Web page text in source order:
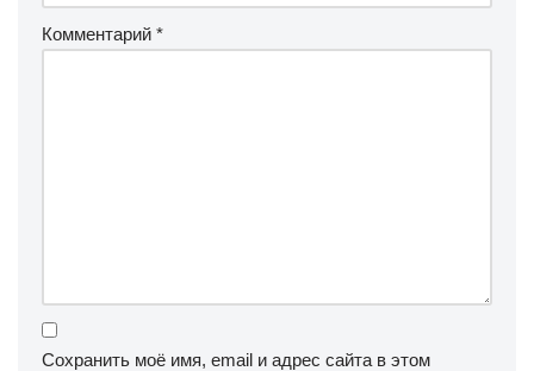
Комментарий *
Сохранить моё имя, email и адрес сайта в этом